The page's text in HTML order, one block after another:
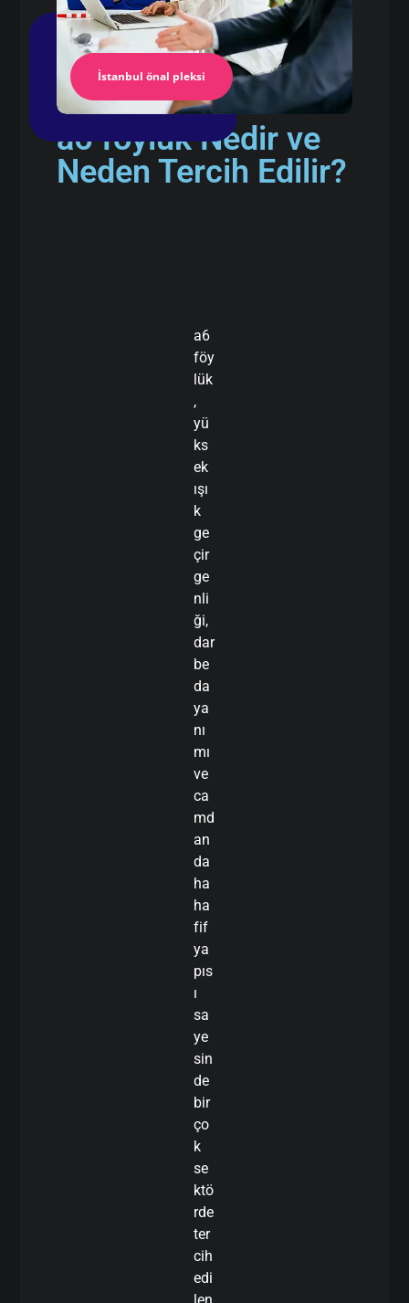
İstanbul önal pleksi
a6 föylük Nedir ve
Neden Tercih Edilir?
a6
föy
lük
,
yü
ks
ek
ışı
k
ge
çir
ge
nli
ği,
dar
be
da
ya
nı
mı
ve
ca
md
an
da
ha
ha
fif
ya
pıs
ı
sa
ye
sin
de
bir
ço
k
se
ktö
rde
ter
cih
edi
len